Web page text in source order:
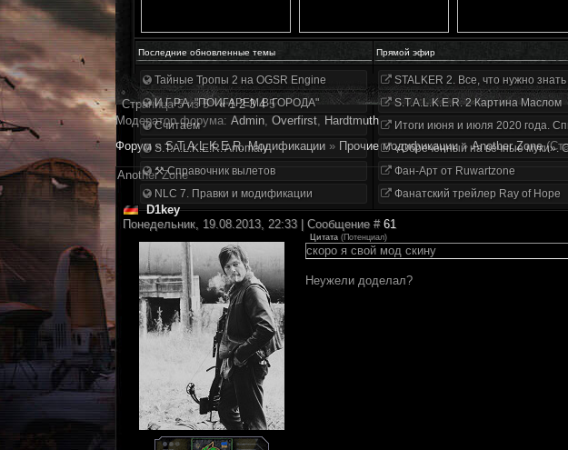
Последние обновленные темы Прямой эфир
Тайные Тропы 2 на OGSR Engine
И.Г.Р.А. "ПОИГАРЕМ В ГОРОДА"
Считаем
S.T.A.L.K.E.R. Anomaly
⚒ Справочник вылетов
NLC 7. Правки и модификации
STALKER 2. Все, что нужно
S.T.A.L.K.E.R. 2 Картина Маслом
Итоги июня и июля 2020 года.
«Обречённый на вечные муки».
Фан-Арт от Ruwartzone
Фанатский трейлер Ray of Hope
Страница5из5 « 1 2 3 4 5
Модератор форума: Аdmin, Overfirst, Hardtmuth
Форум » S.T.A.L.K.E.R. Модификации » Прочие модификации » Another Zone
Another Zone
D1key
Понедельник, 19.08.2013, 22:33 | Сообщение # 61
Цитата (Потенциал)
скоро я свой мод скину
Неужели доделал?